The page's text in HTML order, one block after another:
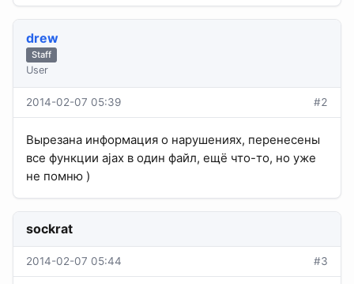
drew
Staff
User
2014-02-07 05:39 #2
Вырезана информация о нарушениях, перенесены
все функции ajax в один файл, ещё что-то, но уже
не помню )
sockrat
2014-02-07 05:44 #3